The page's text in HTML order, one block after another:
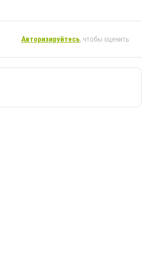
Авторизируйтесь, чтобы оценить